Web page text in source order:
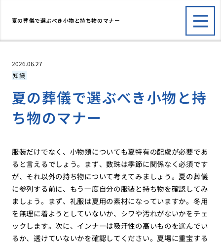
夏の葬儀で選ぶべき小物と持ち物のマナー
2026.06.27
知識
夏の葬儀で選ぶべき小物と持
ち物のマナー
服装だけでなく、小物類についても夏特有の配慮が必要であ
ると言えるでしょう。まず、数珠は季節に関係なく必須です
が、それ以外の持ち物について考えてみましょう。夏の葬儀
に参列する前に、もう一度自分の服装と持ち物を確認してみ
ましょう。まず、礼服は夏用の素材になっていますか。冬用
を無理に着ようとしていないか、シワや汚れがないかをチェ
ックします。次に、インナーは吸汗性の高いものを選んでい
るか、透けていないかを確認してください。夏場に重宝する